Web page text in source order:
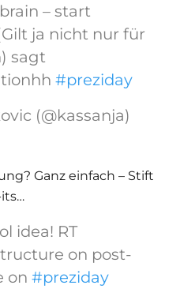
– start
ja nicht nur für
sagt
#preziday
(@kassanja)
Ganz einfach – Stift
idea! RT
on post-
on #preziday